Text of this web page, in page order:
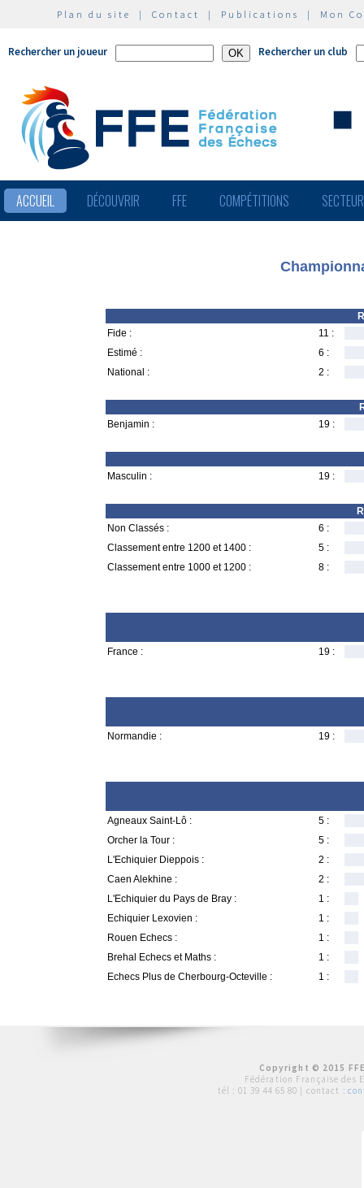
Plan du site | Contact | Publications | Mon
Rechercher un joueur Rechercher un club
ACCUEIL DÉCOUVRIR FFE COMPÉTITIONS
Fide :
11 :
Estimé :
6 :
National :
2 :
Benjamin :
19 :
Masculin : 19 :
Non Classés :
6 :
Classement entre 1200 et 1400 :
5 :
Classement entre 1000 et 1200 :
8 :
France : 19 :
Normandie : 19 :
Agneaux Saint-Lô :
5 :
Orcher la Tour :
5 :
L'Echiquier Dieppois :
2 :
Caen Alekhine :
2 :
L'Echiquier du Pays de Bray :
1 :
Echiquier Lexovien :
1 :
Rouen Echecs :
1 :
Brehal Echecs et Maths :
1 :
Echecs Plus de Cherbourg-Octeville :
1 :
Copyright © 2015
Fédération Française des
tél : 01 39 44 65 80 | contact :